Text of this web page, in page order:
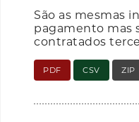
São as mesmas
pagamento mas
contratados
PDF CSV ZIP